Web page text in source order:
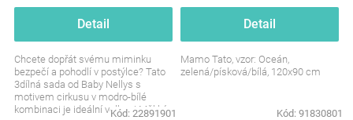
Detail
Chcete dopřát svému miminku
bezpečí a pohodlí v postýlce? Tato
3dílná sada od Baby Nellys s
motivem cirkusu v modro-bílé
kombinaci je ideální volbou! Měkký
Kód: 22891901
Detail
Mamo Tato, vzor: Oceán,
zelená/písková/bílá, 120x90 cm
Kód: 91830801